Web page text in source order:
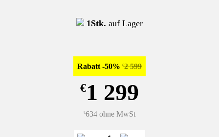
1Stk. auf Lager
Rabatt -50% €2 599
€1 299
€634 ohne MwSt